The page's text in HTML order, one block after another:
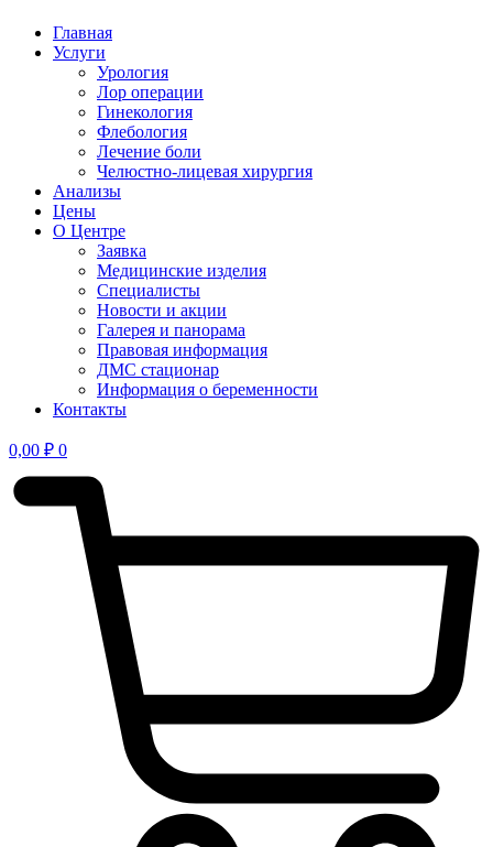
Главная
Услуги
Урология
Лор операции
Гинекология
Флебология
Лечение боли
Челюстно-лицевая хирургия
Анализы
Цены
О Центре
Заявка
Медицинские изделия
Специалисты
Новости и акции
Галерея и панорама
Правовая информация
ДМС стационар
Информация о беременности
Контакты
0,00 ₽ 0